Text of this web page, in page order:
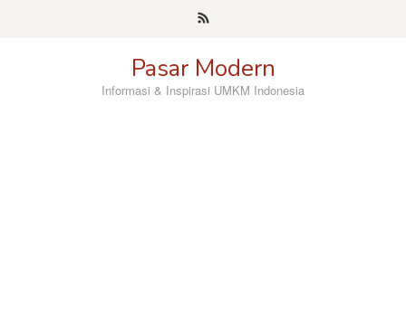
Pasar Modern
Informasi & Inspirasi UMKM Indonesia